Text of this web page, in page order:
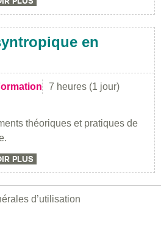
en
7 heures (1 jour)
théoriques et pratiques de
PLUS
d’utilisation